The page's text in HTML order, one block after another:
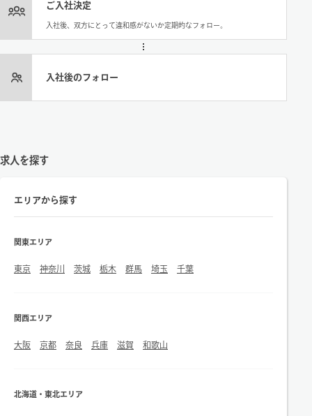
ご入社決定
入社後、双方にとって違和感がないか定期的なフォロー。
入社後のフォロー
求人を探す
エリアから探す
関東エリア
東京 神奈川 茨城 栃木 群馬 埼玉 千葉
関西エリア
大阪 京都 奈良 兵庫 滋賀 和歌山
北海道・東北エリア